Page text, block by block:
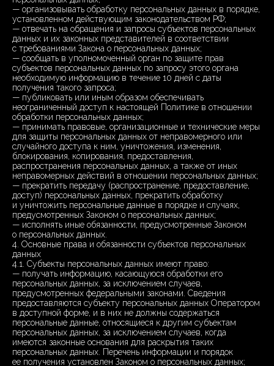
— организовывать обработку персональных данных в порядке,
установленном действующим законодательством РФ;
— отвечать на обращения и запросы субъектов персональных
данных и их законных представителей в соответствии
с требованиями Закона о персональных данных;
— сообщать в уполномоченный орган по защите прав
субъектов персональных данных по запросу этого органа
необходимую информацию в течение 10 дней с даты
получения такого запроса;
— публиковать или иным образом обеспечивать
неограниченный доступ к настоящей Политике в отношении
обработки персональных данных;
— принимать правовые, организационные и технические меры
для защиты персональных данных от неправомерного или
случайного доступа к ним, уничтожения, изменения,
блокирования, копирования, предоставления,
распространения персональных данных, а также от иных
неправомерных действий в отношении персональных данных;
— прекратить передачу (распространение, предоставление,
доступ) персональных данных, прекратить обработку
и уничтожить персональные данные в порядке и случаях,
предусмотренных Законом о персональных данных;
— исполнять иные обязанности, предусмотренные Законом
о персональных данных.
4. Основные права и обязанности субъектов персональных
данных
4.1. Субъекты персональных данных имеют право:
— получать информацию, касающуюся обработки его
персональных данных, за исключением случаев,
предусмотренных федеральными законами. Сведения
предоставляются субъекту персональных данных Оператором
в доступной форме, и в них не должны содержаться
персональные данные, относящиеся к другим субъектам
персональных данных, за исключением случаев, когда
имеются законные основания для раскрытия таких
персональных данных. Перечень информации и порядок
ее получения установлен Законом о персональных данных;